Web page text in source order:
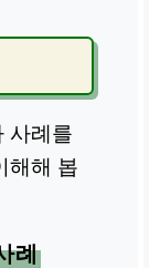
사례를
해해 봅
례